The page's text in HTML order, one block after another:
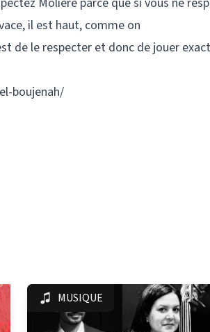
il est haut, comme on
de le respecter et donc de jouer
boujenah/
MUSIQUE